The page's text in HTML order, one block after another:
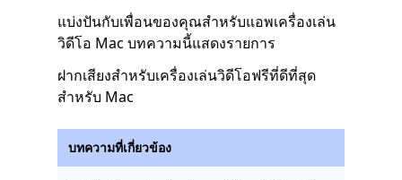
แบ่งปันกับเพื่อนของคุณสำหรับแอพเครื่องเล่น
วิดีโอ Mac บทความนี้แสดงรายการ
ฝากเสียงสำหรับเครื่องเล่นวิดีโอฟรีที่ดีที่สุด
สำหรับ Mac
บทความที่เกี่ยวข้อง